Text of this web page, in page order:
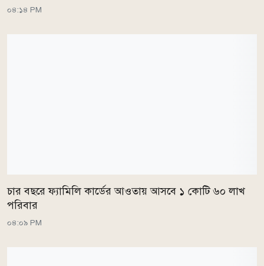
০৪:১৪ PM
চার বছরে ফ্যামিলি কার্ডের আওতায় আসবে ১ কোটি ৬০ লাখ
পরিবার
০৪:০৯ PM